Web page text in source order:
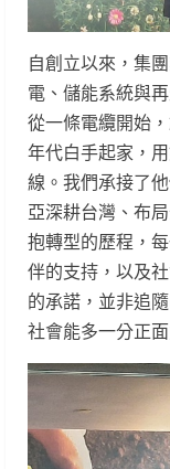
自創立以來，集
電、儲能系統與
從一條電纜開始
年代白手起家，
線。我們承接了
亞深耕台灣、布
抱轉型的歷程，
伴的支持，以及
的承諾，並非追
社會能多一分正